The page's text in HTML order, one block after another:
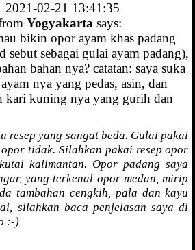
2021-02-21 13:41:35
Yogyakarta says:
bikin opor ayam khas padang
sebut sebagai gulai ayam padang),
bahan nya? catatan: saya suka
nya yang pedas, asin, dan
kari kuning nya yang gurih dan
resep yang sangat beda. Gulai pakai
tidak. Silahkan pakai resep opor
kalimantan. Opor padang saya
yang terkenal opor medan, mirip
tambahan cengkih, pala dan kayu
silahkan baca penjelasan saya di
:-)